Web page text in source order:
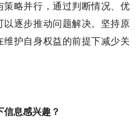
策略并行，通过判断情况、优
逐步推动问题解决。坚持原
护自身权益的前提下减少关
信息感兴趣？